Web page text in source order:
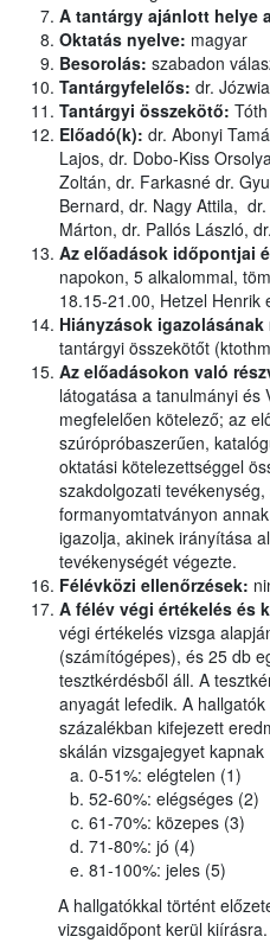
A tantárgy ajánlott helye
Oktatás nyelve: magyar
Besorolás: szabadon
Tantárgyfelelős: dr.
Tantárgyi összekötő:
Előadó(k): dr. Abonyi
Lajos, dr. Dobo-Kiss
Zoltán, dr. Farkasné dr.
Bernard, dr. Nagy Attila,
Márton, dr. Pallós László,
Az előadások időpontjai
napokon, 5 alkalommal,
18.15-21.00, Hetzel Henrik
Hiányzások igazolásának
tantárgyi összekötőt
Az előadásokon való
látogatása a tanulmányi és
megfelelően kötelező; az
szúrópróbaszerűen,
oktatási kötelezettséggel
szakdolgozati
formanyomtatványon
igazolja, akinek irányítása
tevékenységét végezte.
Félévközi ellenőrzések:
A félév végi értékelés és
végi értékelés vizsga
(számítógépes), és 25 db
tesztkérdésből áll. A
anyagát lefedik. A
százalékban kifejezett
skálán vizsgajegyet kapnak
0-51%: elégtelen (1)
52-60%: elégséges (2)
61-70%: közepes (3)
71-80%: jó (4)
81-100%: jeles (5)
A hallgatókkal történt
vizsgaidőpont kerül kiírásra.